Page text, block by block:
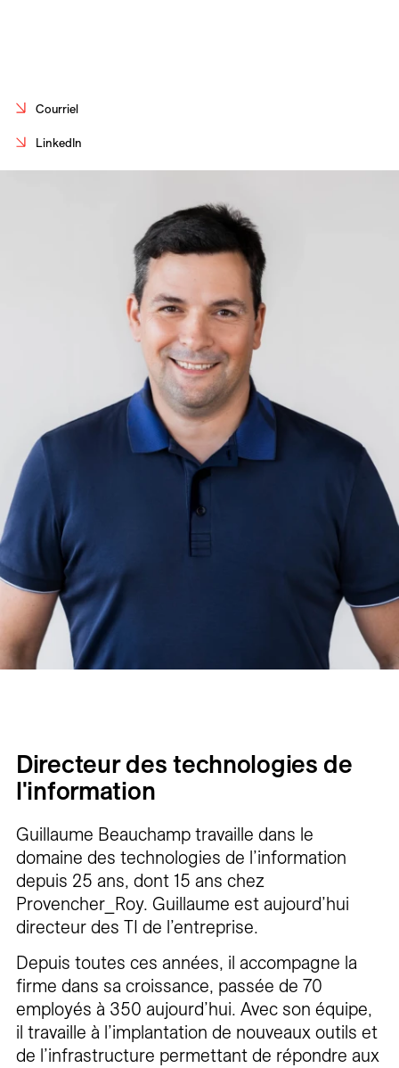
En Courriel
LinkedIn
Directeur des technologies de
l'information
Guillaume Beauchamp travaille dans le
domaine des technologies de l’information
depuis 25 ans, dont 15 ans chez
Provencher_Roy. Guillaume est aujourd’hui
directeur des TI de l’entreprise.
Depuis toutes ces années, il accompagne la
firme dans sa croissance, passée de 70
employés à 350 aujourd’hui. Avec son équipe,
il travaille à l’implantation de nouveaux outils et
de l’infrastructure permettant de répondre aux